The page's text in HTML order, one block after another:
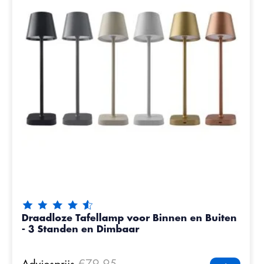
De beoordeling van dit product is van de 5
Draadloze Tafellamp voor Binnen en Buiten
- 3 Standen en Dimbaar